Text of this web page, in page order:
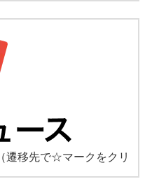
（遷移先で☆マークをクリ